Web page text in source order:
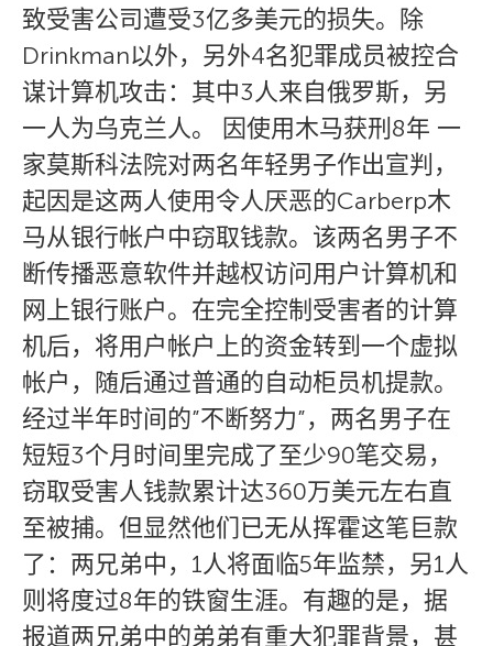
致受害公司遭受3亿多美元的损失。除
Drinkman以外，另外4名犯罪成员被控合
谋计算机攻击：其中3人来自俄罗斯，另
一人为乌克兰人。 因使用木马获刑8年 一
家莫斯科法院对两名年轻男子作出宣判，
起因是这两人使用令人厌恶的Carberp木
马从银行帐户中窃取钱款。该两名男子不
断传播恶意软件并越权访问用户计算机和
网上银行账户。在完全控制受害者的计算
机后，将用户帐户上的资金转到一个虚拟
帐户，随后通过普通的自动柜员机提款。
经过半年时间的”不断努力”，两名男子在
短短3个月时间里完成了至少90笔交易，
窃取受害人钱款累计达360万美元左右直
至被捕。但显然他们已无从挥霍这笔巨款
了：两兄弟中，1人将面临5年监禁，另1人
则将度过8年的铁窗生涯。有趣的是，据
报道两兄弟中的弟弟有重大犯罪背景，甚